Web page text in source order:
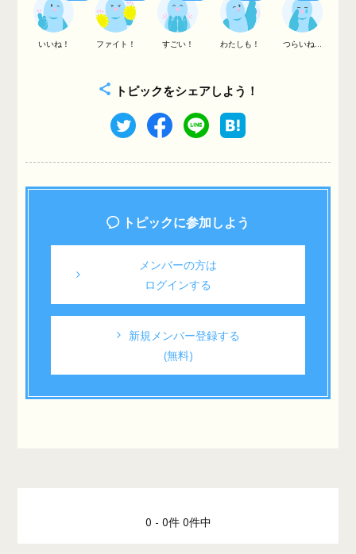
いいね！ ファイト！ すごい！ わたしも！ つらいね...
トピックをシェアしよう！
トピックに参加しよう
メンバーの方は
ログインする
新規メンバー登録する
(無料)
0 - 0件 0件中